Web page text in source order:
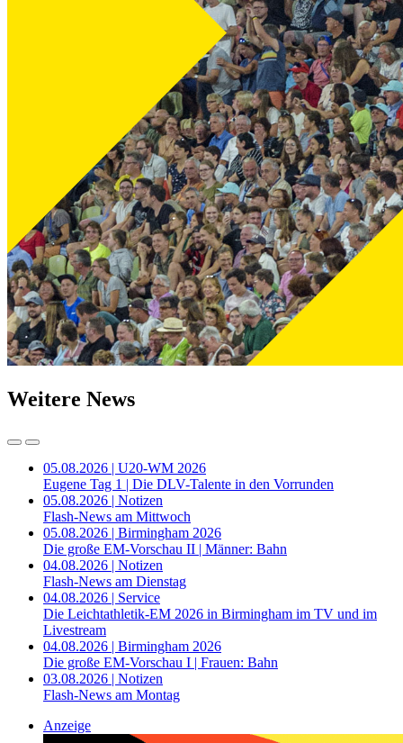
Weitere News
05.08.2026 | U20-WM 2026
Eugene Tag 1 | Die DLV-Talente in den Vorrunden
05.08.2026 | Notizen
Flash-News am Mittwoch
05.08.2026 | Birmingham 2026
Die große EM-Vorschau II | Männer: Bahn
04.08.2026 | Notizen
Flash-News am Dienstag
04.08.2026 | Service
Die Leichtathletik-EM 2026 in Birmingham im TV und im
Livestream
04.08.2026 | Birmingham 2026
Die große EM-Vorschau I | Frauen: Bahn
03.08.2026 | Notizen
Flash-News am Montag
Anzeige